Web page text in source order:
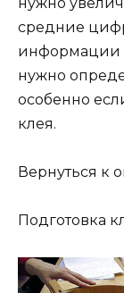
средние
информации
нужно
особенно
клея.
Вернуться к
Подготовка